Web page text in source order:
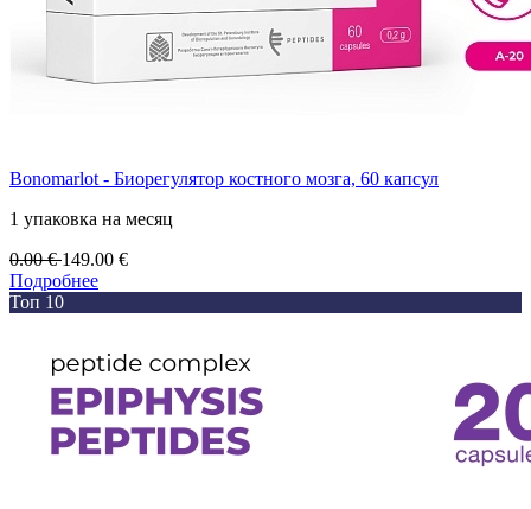
Bonomarlot - Биорегулятор костного мозга, 60 капсул
1 упаковка на месяц
0.00€149.00 €
Подробнее
Топ 10